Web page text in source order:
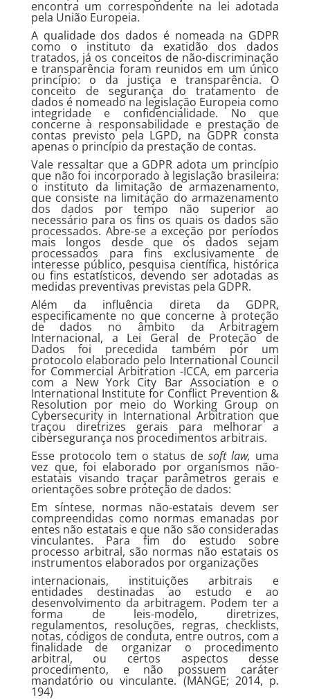
encontra um correspondente na lei adotada
pela União Europeia.
A qualidade dos dados é nomeada na GDPR
como o instituto da exatidão dos dados
tratados, já os conceitos de não-discriminação
e transparência foram reunidos em um único
princípio: o da justiça e transparência. O
conceito de segurança do tratamento de
dados é nomeado na legislação Europeia como
integridade e confidencialidade. No que
concerne à responsabilidade e prestação de
contas previsto pela LGPD, na GDPR consta
apenas o princípio da prestação de contas.
Vale ressaltar que a GDPR adota um princípio
que não foi incorporado à legislação brasileira:
o instituto da limitação de armazenamento,
que consiste na limitação do armazenamento
dos dados por tempo não superior ao
necessário para os fins os quais os dados são
processados. Abre-se a exceção por períodos
mais longos desde que os dados sejam
processados para fins exclusivamente de
interesse público, pesquisa científica, histórica
ou fins estatísticos, devendo ser adotadas as
medidas preventivas previstas pela GDPR.
Além da influência direta da GDPR,
especificamente no que concerne à proteção
de dados no âmbito da Arbitragem
Internacional, a Lei Geral de Proteção de
Dados foi precedida também por um
protocolo elaborado pelo International Council
for Commercial Arbitration -ICCA, em parceria
com a New York City Bar Association e o
International Institute for Conflict Prevention &
Resolution por meio do Working Group on
Cybersecurity in International Arbitration que
traçou diretrizes gerais para melhorar a
cibersegurança nos procedimentos arbitrais.
Esse protocolo tem o status desoft law, uma
vez que, foi elaborado por organismos não-
estatais visando traçar parâmetros gerais e
orientações sobre proteção de dados:
Em síntese, normas não-estatais devem ser
compreendidas como normas emanadas por
entes não estatais e que não são consideradas
vinculantes. Para fim do estudo sobre
processo arbitral, são normas não estatais os
instrumentos elaborados por organizações
internacionais, instituições arbitrais e
entidades destinadas ao estudo e ao
desenvolvimento da arbitragem. Podem ter a
forma de leis-modelo, diretrizes,
regulamentos, resoluções, regras, checklists,
notas, códigos de conduta, entre outros, com a
finalidade de organizar o procedimento
arbitral, ou certos aspectos desse
procedimento, e não possuem caráter
mandatório ou vinculante. (MANGE; 2014, p.
194)